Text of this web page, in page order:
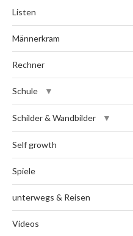
Listen
Männerkram
Rechner
Schule
Schilder & Wandbilder
Self growth
Spiele
unterwegs & Reisen
Videos